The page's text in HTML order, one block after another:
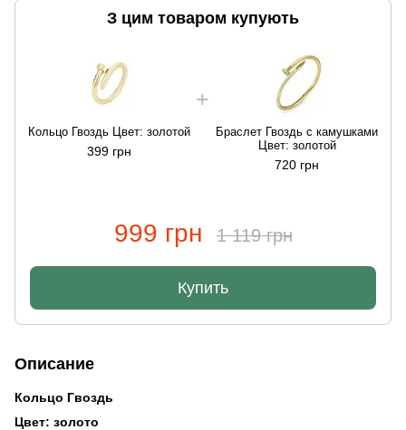
З цим товаром купують
Кольцо Гвоздь Цвет: золотой
399 грн
Браслет Гвоздь с камушками
Цвет: золотой
720 грн
999 грн 1 119 грн
Купить
Описание
Кольцо Гвоздь
Цвет: золото